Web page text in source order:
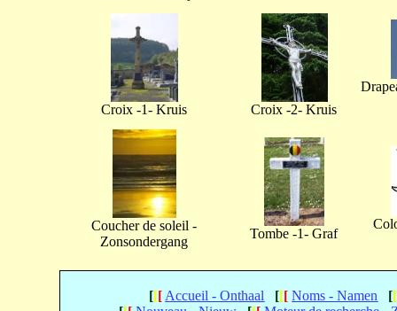
Croix -1- Kruis Croix -2- Kruis
Coucher de soleil -
Zonsondergang
Tombe -1- Graf
[[[ Accueil - Onthaal [[[ Noms - Namen [[